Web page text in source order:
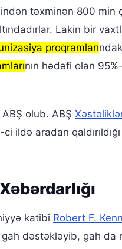
təxminən 800 min
Lakin bir
proqramları
nın hədəfi olan
olub. ABŞ
ildə aradan
katibi Robert F.
gah dəstəkləyib, gah da